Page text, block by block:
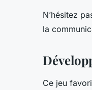
N’hésitez
la
Ce jeu